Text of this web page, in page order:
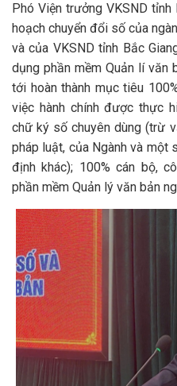
Phó Viện trưởng VKSND tỉnh
hoạch chuyển đổi số của
và của VKSND tỉnh Bắc
dụng phần mềm Quản lí văn
tới hoàn thành mục tiêu
việc hành chính được thực
chữ ký số chuyên dùng (trừ
pháp luật, của Ngành và một
định khác); 100% cán bộ,
phần mềm Quản lý văn bản